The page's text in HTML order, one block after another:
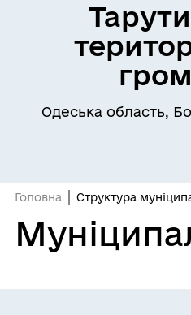
Одеська область,
Головна Структура